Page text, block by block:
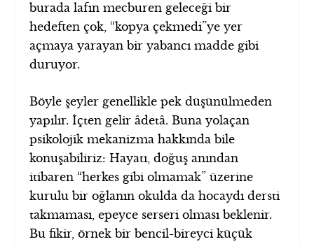
burada lafın mecburen geleceği bir
hedeften çok, “kopya çekmedi”ye yer
açmaya yarayan bir yabancı madde gibi
duruyor.
Böyle şeyler genellikle pek düşünülmeden
yapılır. İçten gelir âdetâ. Buna yolaçan
psikolojik mekanizma hakkında bile
konuşabiliriz: Hayatı, doğuş anından
itibaren “herkes gibi olmamak” üzerine
kurulu bir oğlanın okulda da hocaydı dersti
takmaması, epeyce serseri olması beklenir.
Bu fikir, örnek bir bencil-bireyci küçük